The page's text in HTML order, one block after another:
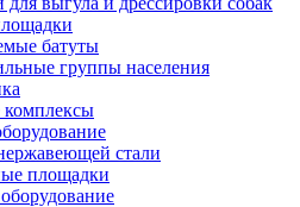
батуты
группы населения
стали
площадки